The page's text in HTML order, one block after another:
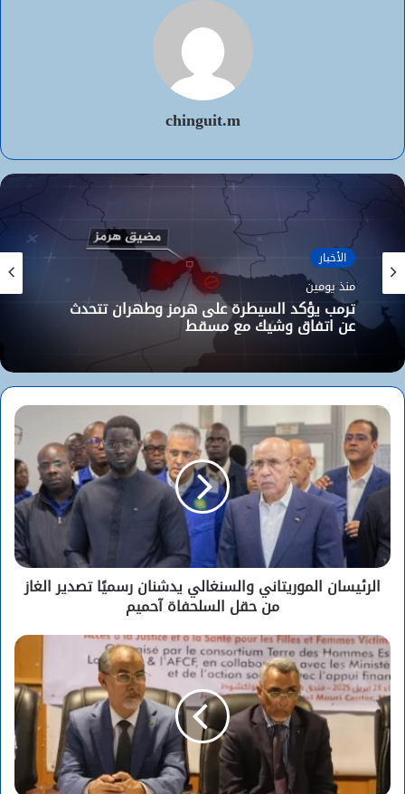
chinguit.m
الأخبار
منذ يومين
ترمب يؤكد السيطرة على هرمز وطهران تتحدث
عن اتفاق وشيك مع مسقط
الرئيسان الموريتاني والسنغالي يدشنان رسميًا تصدير الغاز
من حقل السلحفاة آحميم